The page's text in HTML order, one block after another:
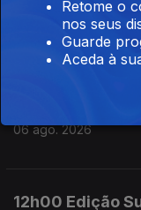
14h00 Edição
06 ago. 2026
06 ago. 2026
12h00 Edição
Retome o
nos seus
Guarde
Aceda à